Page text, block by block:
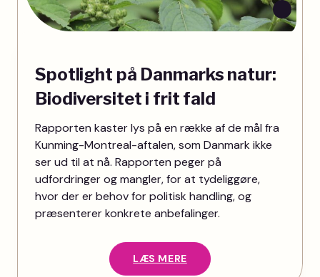
Spotlight på Danmarks natur:
Biodiversitet i frit fald
Rapporten kaster lys på en række af de mål fra
Kunming-Montreal-aftalen, som Danmark ikke
ser ud til at nå. Rapporten peger på
udfordringer og mangler, for at tydeliggøre,
hvor der er behov for politisk handling, og
præsenterer konkrete anbefalinger.
LÆS MERE